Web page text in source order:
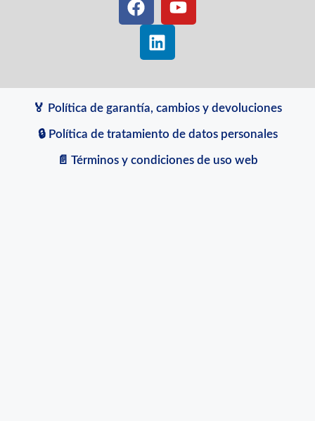
🏅 Política de garantía, cambios y devoluciones
🔒 Política de tratamiento de datos personales
📄 Términos y condiciones de uso web